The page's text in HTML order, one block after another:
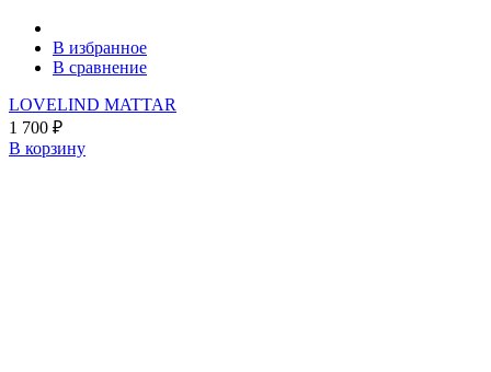
В избранное
В сравнение
LOVELIND MATTAR
1 700 ₽
В корзину